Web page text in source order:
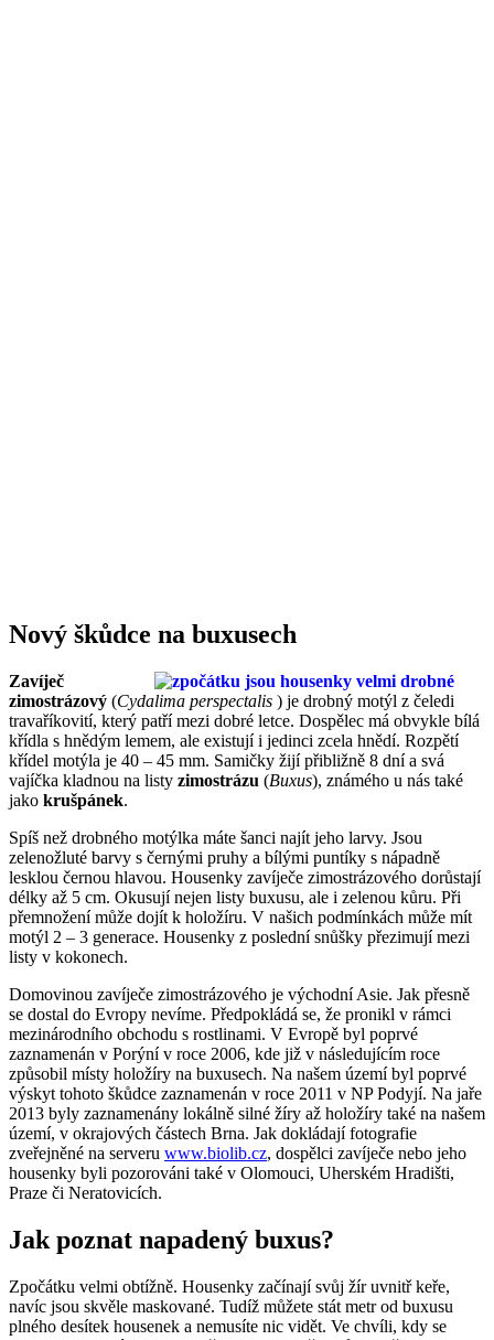
Nový škůdce na buxusech
Zavíječ
zimostrázový (Cydalima perspectalis ) je drobný motýl z čeledi
travaříkovití, který patří mezi dobré letce. Dospělec má obvykle bílá
křídla s hnědým lemem, ale existují i jedinci zcela hnědí. Rozpětí
křídel motýla je 40 – 45 mm. Samičky žijí přibližně 8 dní a svá
vajíčka kladnou na listy zimostrázu (Buxus), známého u nás také
jako krušpánek.
Spíš než drobného motýlka máte šanci najít jeho larvy. Jsou
zelenožluté barvy s černými pruhy a bílými puntíky s nápadně
lesklou černou hlavou. Housenky zavíječe zimostrázového dorůstají
délky až 5 cm. Okusují nejen listy buxusu, ale i zelenou kůru. Při
přemnožení může dojít k holožíru. V našich podmínkách může mít
motýl 2 – 3 generace. Housenky z poslední snůšky přezimují mezi
listy v kokonech.
Domovinou zavíječe zimostrázového je východní Asie. Jak přesně
se dostal do Evropy nevíme. Předpokládá se, že pronikl v rámci
mezinárodního obchodu s rostlinami. V Evropě byl poprvé
zaznamenán v Porýní v roce 2006, kde již v následujícím roce
způsobil místy holožíry na buxusech. Na našem území byl poprvé
výskyt tohoto škůdce zaznamenán v roce 2011 v NP Podyjí. Na jaře
2013 byly zaznamenány lokálně silné žíry až holožíry také na našem
území, v okrajových částech Brna. Jak dokládají fotografie
zveřejněné na serveru www.biolib.cz, dospělci zavíječe nebo jeho
housenky byli pozorováni také v Olomouci, Uherském Hradišti,
Praze či Neratovicích.
Jak poznat napadený buxus?
Zpočátku velmi obtížně. Housenky začínají svůj žír uvnitř keře,
navíc jsou skvěle maskované. Tudíž můžete stát metr od buxusu
plného desítek housenek a nemusíte nic vidět. Ve chvíli, kdy se